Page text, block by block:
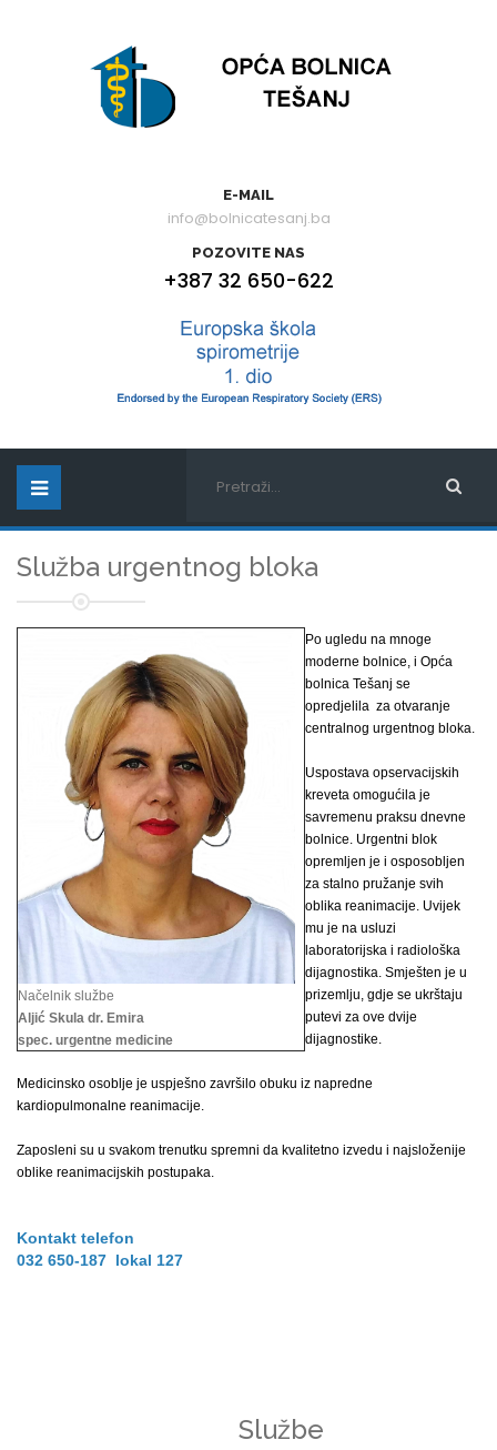
E-MAIL
info@bolnicatesanj.ba
POZOVITE NAS
+387 32 650-622
Služba urgentnog bloka
Načelnik službe
Aljić Skula dr. Emira
spec. urgentne medicine
Po ugledu na mnoge
moderne bolnice, i Opća
bolnica Tešanj se
opredjelila za otvaranje
centralnog urgentnog bloka.
Uspostava opservacijskih
kreveta omogućila je
savremenu praksu dnevne
bolnice. Urgentni blok
opremljen je i osposobljen
za stalno pružanje svih
oblika reanimacije. Uvijek
mu je na usluzi
laboratorijska i radiološka
dijagnostika. Smješten je u
prizemlju, gdje se ukrštaju
putevi za ove dvije
dijagnostike.
Medicinsko osoblje je uspješno završilo obuku iz napredne
kardiopulmonalne reanimacije.
Zaposleni su u svakom trenutku spremni da kvalitetno izvedu i najsloženije
oblike reanimacijskih postupaka.
Kontakt telefon
032 650-187 lokal 127
Službe